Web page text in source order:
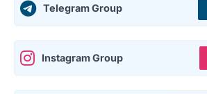
Telegram Group
Instagram Group